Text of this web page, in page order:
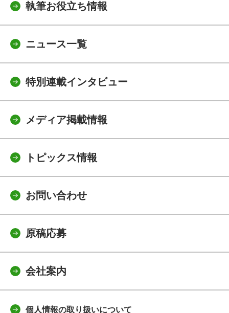
執筆お役立ち情報
ニュース一覧
特別連載インタビュー
メディア掲載情報
トピックス情報
お問い合わせ
原稿応募
会社案内
個人情報の取り扱いについて